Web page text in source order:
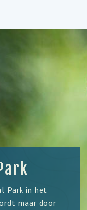
Park in het
maar door